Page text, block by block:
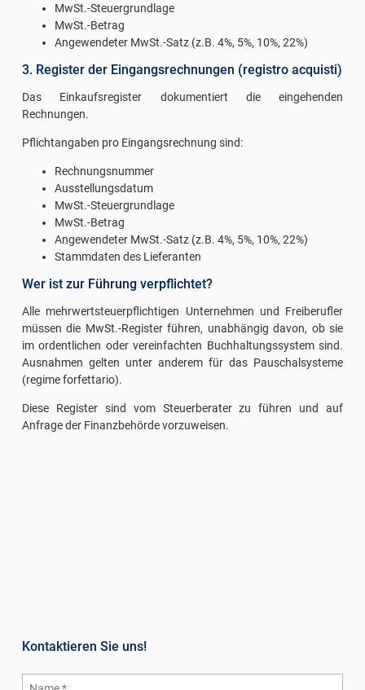
MwSt.-Steuergrundlage
MwSt.-Betrag
Angewendeter MwSt.-Satz (z.B. 4%, 5%, 10%, 22%)
3. Register der Eingangsrechnungen (registro acquisti)
Das Einkaufsregister dokumentiert die eingehenden
Rechnungen.
Pflichtangaben pro Eingangsrechnung sind:
Rechnungsnummer
Ausstellungsdatum
MwSt.-Steuergrundlage
MwSt.-Betrag
Angewendeter MwSt.-Satz (z.B. 4%, 5%, 10%, 22%)
Stammdaten des Lieferanten
Wer ist zur Führung verpflichtet?
Alle mehrwertsteuerpflichtigen Unternehmen und Freiberufler
müssen die MwSt.-Register führen, unabhängig davon, ob sie
im ordentlichen oder vereinfachten Buchhaltungssystem sind.
Ausnahmen gelten unter anderem für das Pauschalsysteme
(regime forfettario).
Diese Register sind vom Steuerberater zu führen und auf
Anfrage der Finanzbehörde vorzuweisen.
Kontaktieren Sie uns!